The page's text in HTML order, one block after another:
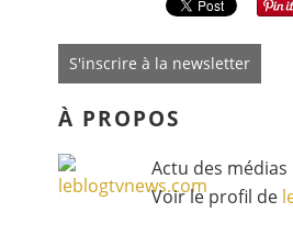
S'inscrire à la newsletter
À PROPOS
Actu des
Voir le profil de